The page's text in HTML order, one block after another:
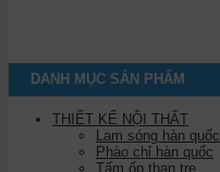
DANH MỤC SẢN PHẨM
THIẾT KẾ NỘI THẤT
Lam sóng hàn quốc
Phào chỉ hàn quốc
Tấm ốp than tre